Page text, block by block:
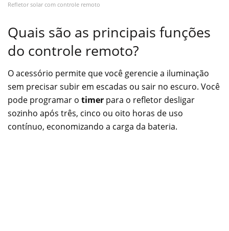
Refletor solar com controle remoto
Quais são as principais funções
do controle remoto?
O acessório permite que você gerencie a iluminação
sem precisar subir em escadas ou sair no escuro. Você
pode programar o timer para o refletor desligar
sozinho após três, cinco ou oito horas de uso
contínuo, economizando a carga da bateria.